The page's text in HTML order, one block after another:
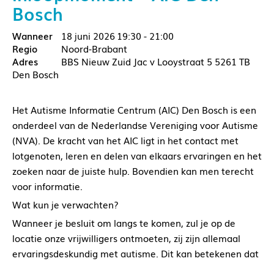
Bosch
18 juni 2026 19:30 - 21:00
Noord-Brabant
BBS Nieuw Zuid Jac v Looystraat 5 5261 TB
Den Bosch
Het Autisme Informatie Centrum (AIC) Den Bosch is een
onderdeel van de Nederlandse Vereniging voor Autisme
(NVA). De kracht van het AIC ligt in het contact met
lotgenoten, leren en delen van elkaars ervaringen en het
zoeken naar de juiste hulp. Bovendien kan men terecht
voor informatie.
Wat kun je verwachten?
Wanneer je besluit om langs te komen, zul je op de
locatie onze vrijwilligers ontmoeten, zij zijn allemaal
ervaringsdeskundig met autisme. Dit kan betekenen dat